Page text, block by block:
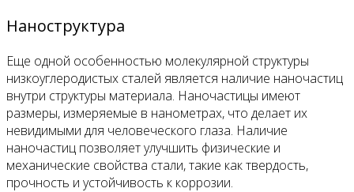
Наноструктура
Еще одной особенностью молекулярной структуры
низкоуглеродистых сталей является наличие наночастиц
внутри структуры материала. Наночастицы имеют
размеры, измеряемые в нанометрах, что делает их
невидимыми для человеческого глаза. Наличие
наночастиц позволяет улучшить физические и
механические свойства стали, такие как твердость,
прочность и устойчивость к коррозии.